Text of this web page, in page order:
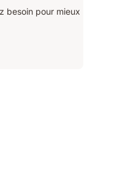
besoin pour mieux